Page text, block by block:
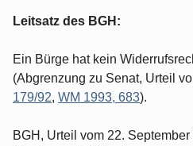
Leitsatz des BGH:
Ein Bürge hat kein
(Abgrenzung zu Senat, Urteil
179/92, WM 1993, 683).
BGH, Urteil vom 22. September